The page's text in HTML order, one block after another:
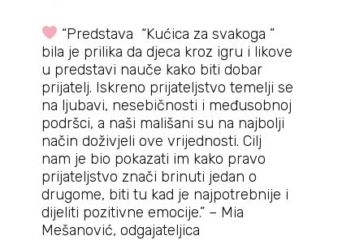
“Predstava “Kućica za svakoga ”
bila je prilika da djeca kroz igru i likove
u predstavi nauče kako biti dobar
prijatelj. Iskreno prijateljstvo temelji se
na ljubavi, nesebičnosti i međusobnoj
podršci, a naši mališani su na najbolji
način doživjeli ove vrijednosti. Cilj
nam je bio pokazati im kako pravo
prijateljstvo znači brinuti jedan o
drugome, biti tu kad je najpotrebnije i
dijeliti pozitivne emocije.” – Mia
Mešanović, odgajateljica